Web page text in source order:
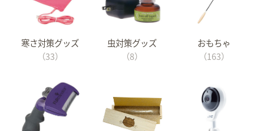
寒さ対策グッズ
（33）
虫対策グッズ
（8）
おもちゃ
（163）